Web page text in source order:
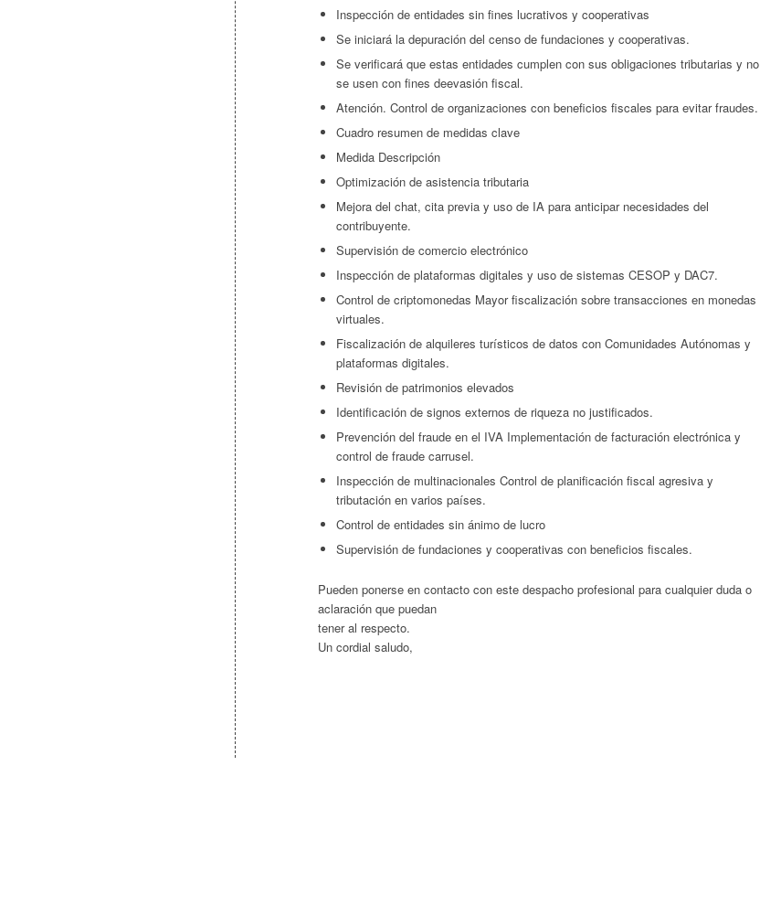
Inspección de entidades sin fines lucrativos y cooperativas
Se iniciará la depuración del censo de fundaciones y cooperativas.
Se verificará que estas entidades cumplen con sus obligaciones tributarias y no
se usen con fines deevasión fiscal.
Atención. Control de organizaciones con beneficios fiscales para evitar fraudes.
Cuadro resumen de medidas clave
Medida Descripción
Optimización de asistencia tributaria
Mejora del chat, cita previa y uso de IA para anticipar necesidades del
contribuyente.
Supervisión de comercio electrónico
Inspección de plataformas digitales y uso de sistemas CESOP y DAC7.
Control de criptomonedas Mayor fiscalización sobre transacciones en monedas
virtuales.
Fiscalización de alquileres turísticos de datos con Comunidades Autónomas y
plataformas digitales.
Revisión de patrimonios elevados
Identificación de signos externos de riqueza no justificados.
Prevención del fraude en el IVA Implementación de facturación electrónica y
control de fraude carrusel.
Inspección de multinacionales Control de planificación fiscal agresiva y
tributación en varios países.
Control de entidades sin ánimo de lucro
Supervisión de fundaciones y cooperativas con beneficios fiscales.
Pueden ponerse en contacto con este despacho profesional para cualquier duda o
aclaración que puedan
tener al respecto.
Un cordial saludo,